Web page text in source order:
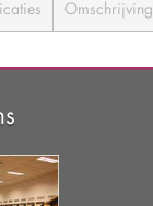
Omschrijving